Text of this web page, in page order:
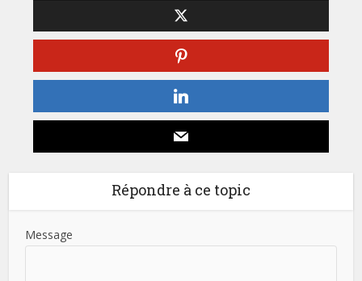
Répondre à ce topic
Message